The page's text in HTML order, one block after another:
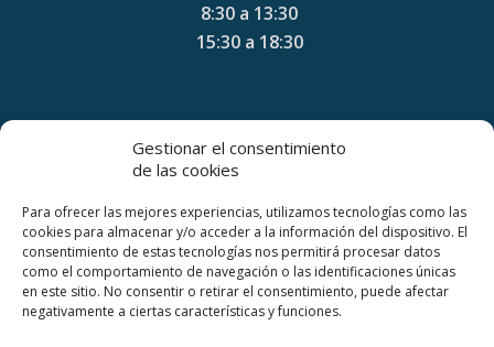
Gestionar el consentimiento
de las cookies
Para ofrecer las mejores experiencias, utilizamos tecnologías como las
cookies para almacenar y/o acceder a la información del dispositivo. El
consentimiento de estas tecnologías nos permitirá procesar datos
como el comportamiento de navegación o las identificaciones únicas
en este sitio. No consentir o retirar el consentimiento, puede afectar
negativamente a ciertas características y funciones.
8:30 a 13:30
15:30 a 18:30
MAYO - AGOSTO
8:30 a 13:30
15:30 a 19:30
SEPTIEMBRE – OCTUBRE